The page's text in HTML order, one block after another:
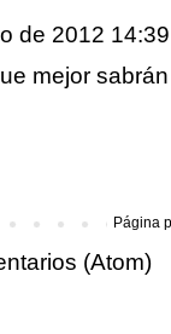
de 2012 14:39
mejor sabrán
Página
(Atom)